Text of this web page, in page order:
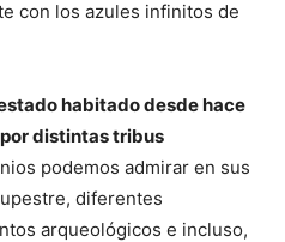
con los azules infinitos de
habitado desde hace
distintas tribus
podemos admirar en sus
diferentes
arqueológicos e incluso,